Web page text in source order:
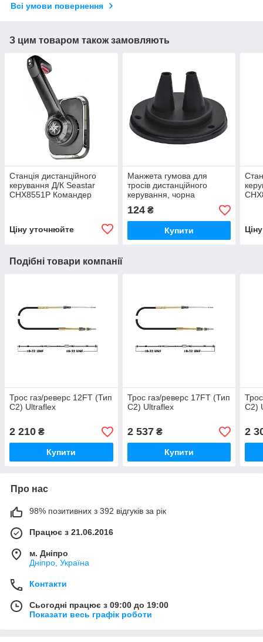
Всі умови повернення
З цим товаром також замовляють
Станція дистанційного
керування Д/К Seastar
CHX8551P Командер
Ціну уточнюйте
Манжета гумова для
тросів дистанційного
керування, чорна
124₴
Купити
Подібні товари компанії
Трос газ/реверс 12FT (Тип
C2) Ultraflex
2 210 ₴
Купити
Трос газ/реверс 17FT (Тип
C2) Ultraflex
2 537₴
Купити
C2)
2
Про нас
98% позитивних з 392 відгуків за рік
Працює з 21.06.2016
м. Дніпро
Дніпро, Україна
Контакти
Сьогодні працює з 09:00 до 19:00
Показати весь графік роботи